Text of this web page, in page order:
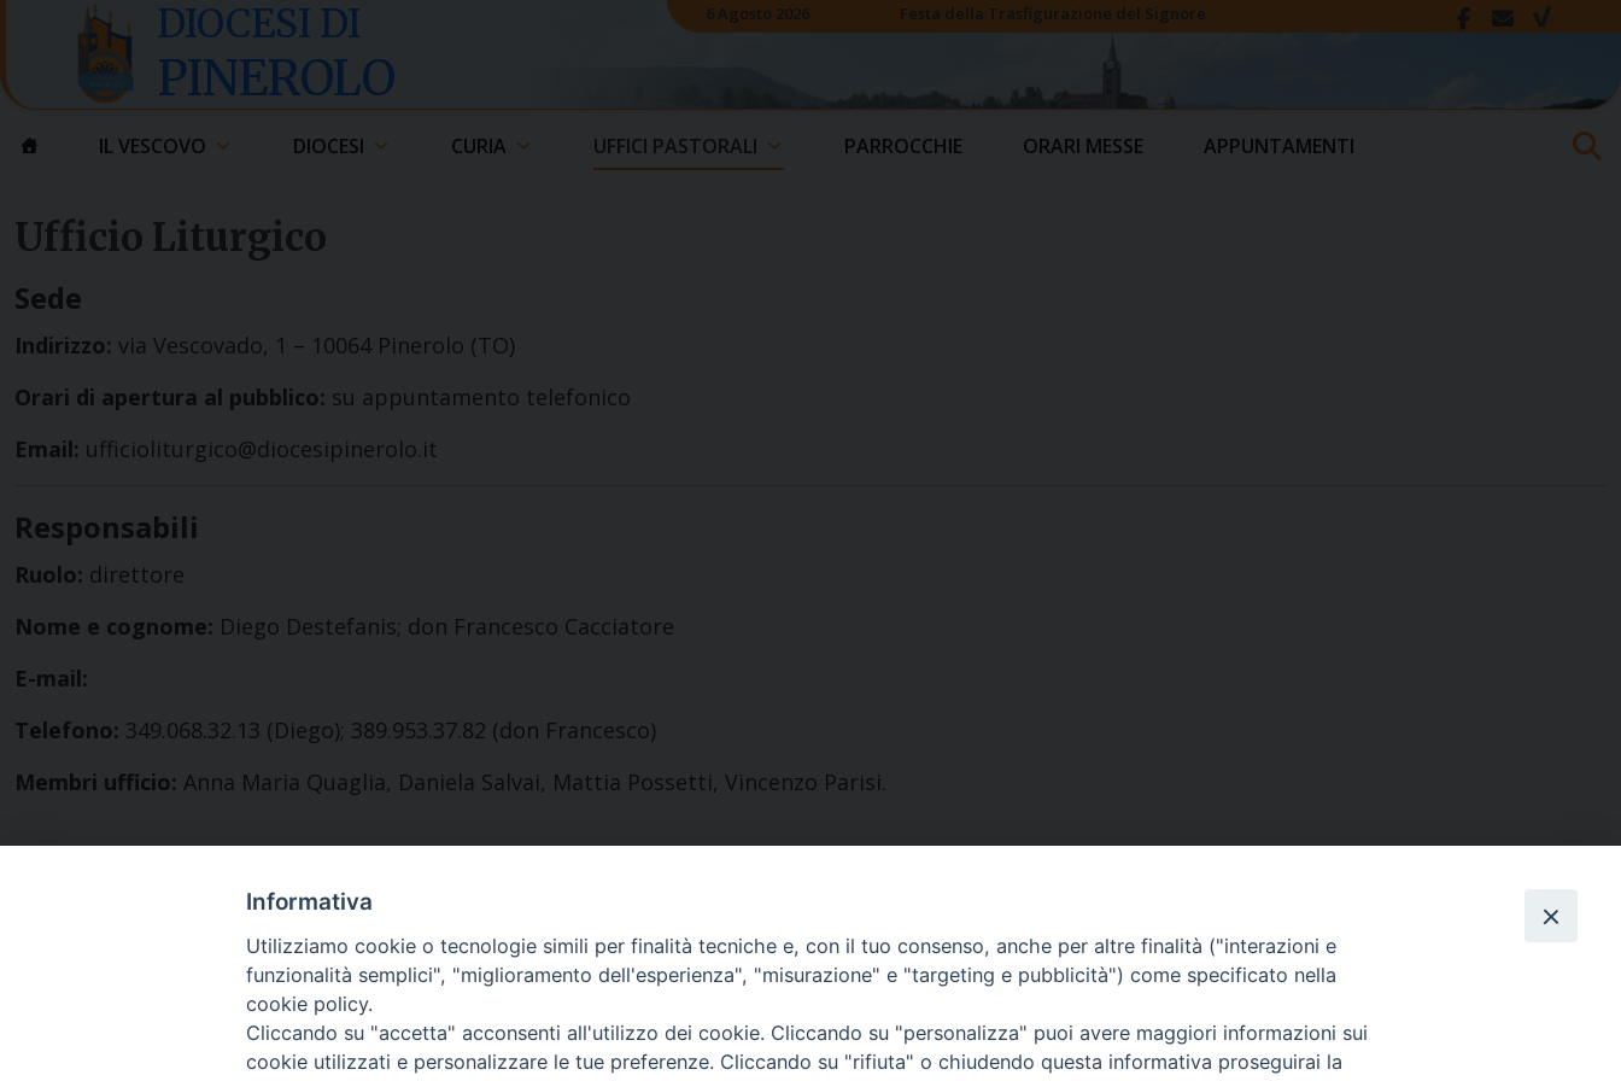
content
DIOCESI DI
PINEROLO
6 Agosto 2026 Festa della Trasfigurazione del Signore
IL VESCOVO DIOCESI CURIA UFFICI PASTORALI PARROCCHIE ORARI MESSE APPUNTAMENTI
Ufficio Liturgico
Sede
Indirizzo: via Vescovado, 1 – 10064 Pinerolo (TO)
Orari di apertura al pubblico: su appuntamento telefonico
Email: ufficioliturgico@diocesipinerolo.it
Responsabili
Ruolo: direttore
Nome e cognome: Diego Destefanis; don Francesco Cacciatore
E-mail:
Telefono: 349.068.32.13 (Diego); 389.953.37.82 (don Francesco)
Membri ufficio: Anna Maria Quaglia, Daniela Salvai, Mattia Possetti, Vincenzo Parisi.
Diocesi di Pinerolo
Via Vescovado, 1 – 10064 Pinerolo
Lunedì, Mercoledì e Venerdì: ore 9:15 – 11:30;
Informativa
Utilizziamo cookie o tecnologie simili per finalità tecniche e, con il tuo consenso, anche per altre finalità ("interazioni e
funzionalità semplici", "miglioramento dell'esperienza", "misurazione" e "targeting e pubblicità") come specificato nella
cookie policy.
Cliccando su "accetta" acconsenti all'utilizzo dei cookie. Cliccando su "personalizza" puoi avere maggiori informazioni sui
cookie utilizzati e personalizzare le tue preferenze. Cliccando su "rifiuta" o chiudendo questa informativa proseguirai la